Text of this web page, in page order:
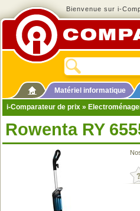
Bienvenue sur i-
Matériel informatique
i-Comparateur de prix »
Rowenta RY